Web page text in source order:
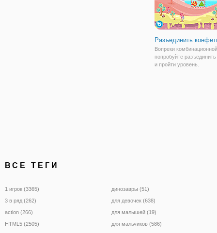
Разъединить
Вопреки
попробуйте
и пройти уровень.
ВСЕ ТЕГИ
1 игрок (3365)
3 в ряд (262)
action (266)
HTML5 (2505)
динозавры (51)
для девочек (638)
для малышей (19)
для мальчиков (586)